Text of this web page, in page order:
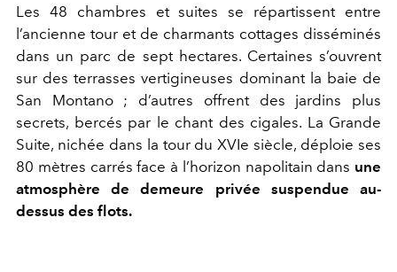
Les 48 chambres et suites se répartissent entre
l’ancienne tour et de charmants cottages disséminés
dans un parc de sept hectares. Certaines s’ouvrent
sur des terrasses vertigineuses dominant la baie de
San Montano ; d’autres offrent des jardins plus
secrets, bercés par le chant des cigales. La Grande
Suite, nichée dans la tour du XVIe siècle, déploie ses
80 mètres carrés face à l’horizon napolitain dans une
atmosphère de demeure privée suspendue au-
dessus des flots.